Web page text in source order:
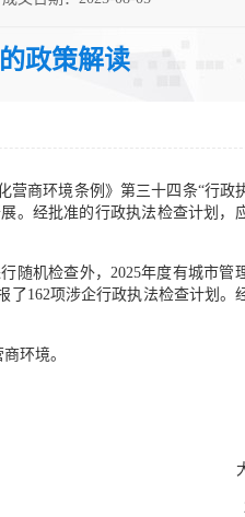
政策解读
商环境条例》第三十四条“行政
。经批准的行政执法检查计划，
随机检查外，2025年度有城市管
162项涉企行政执法检查计划。
环境。